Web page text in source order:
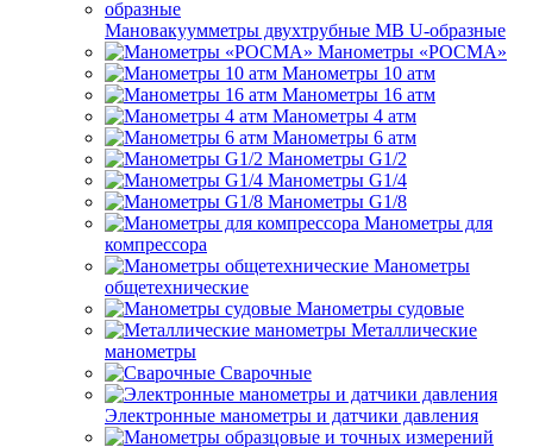
Мановакуумметры двухтрубные МВ U-образные
Манометры «РОСМА»
Манометры 10 атм
Манометры 16 атм
Манометры 4 атм
Манометры 6 атм
Манометры G1/2
Манометры G1/4
Манометры G1/8
Манометры для
компрессора
Манометры
общетехнические
Манометры судовые
Металлические
манометры
Сварочные
Электронные манометры и датчики давления